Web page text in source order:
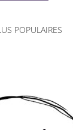
POPULAIRES